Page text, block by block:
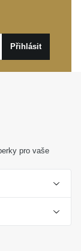
Přihlásit
pro vaše